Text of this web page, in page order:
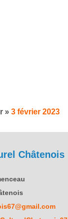
» 3 février 2023
Châtenois